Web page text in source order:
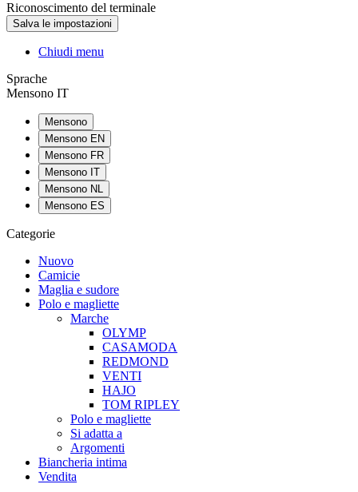
Riconoscimento del terminale
Chiudi menu
Sprache
Mensono IT
Mensono
Mensono EN
Mensono FR
Mensono IT
Mensono NL
Mensono ES
Categorie
Nuovo
Camicie
Maglia e sudore
Polo e magliette
Marche
OLYMP
CASAMODA
REDMOND
VENTI
HAJO
TOM RIPLEY
Polo e magliette
Si adatta a
Argomenti
Biancheria intima
Vendita